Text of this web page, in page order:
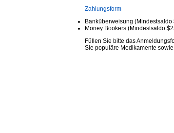
Zahlungsform
Banküberweisung
Money Bookers (Mindestsaldo
Füllen Sie bitte das
Sie populäre Medikamente